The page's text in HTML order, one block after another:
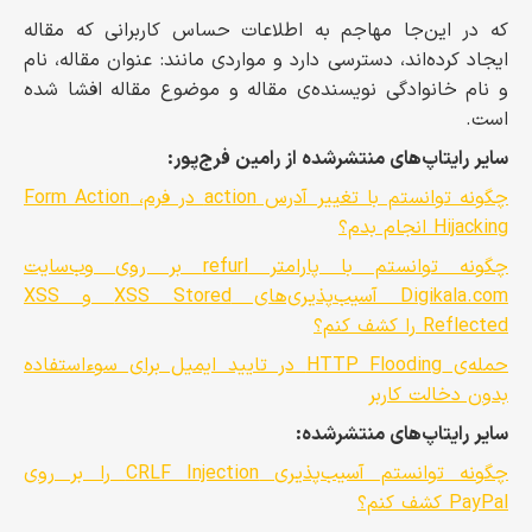
که در این‌جا مهاجم به اطلاعات حساس کاربرانی که مقاله
ایجاد کرده‌اند، دسترسی دارد و مواردی مانند: عنوان مقاله، نام
و نام خانوادگی نویسنده‌ی مقاله و موضوع مقاله افشا شده
است.
سایر رایتاپ‌های منتشرشده از رامین فرج‌پور:
چگونه توانستم با تغییر آدرس action در فرم، Form Action
Hijacking انجام بدم؟
چگونه توانستم با پارامتر refurl بر روی وب‌سایت
‌Digikala.com آسیب‌پذیری‌های XSS Stored و XSS
Reflected را کشف کنم؟
حمله‌ی HTTP Flooding در تایید ایمیل برای سوءاستفاده
بدون دخالت کاربر
سایر رایتاپ‌های منتشرشده:
چگونه توانستم آسیب‌پذیری CRLF Injection را بر روی
PayPal کشف کنم؟